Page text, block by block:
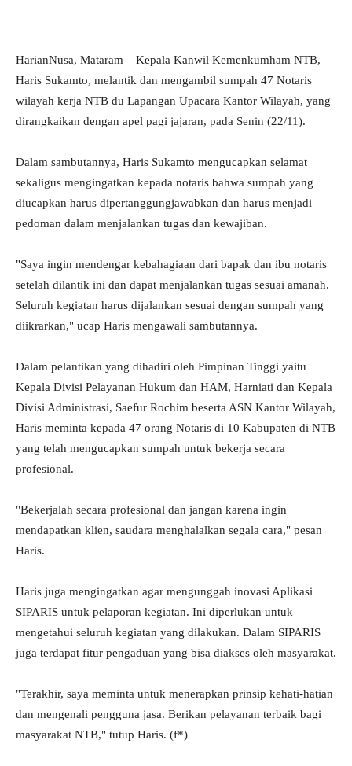
HarianNusa, Mataram – Kepala Kanwil Kemenkumham NTB,
Haris Sukamto, melantik dan mengambil sumpah 47 Notaris
wilayah kerja NTB du Lapangan Upacara Kantor Wilayah, yang
dirangkaikan dengan apel pagi jajaran, pada Senin (22/11).
Dalam sambutannya, Haris Sukamto mengucapkan selamat
sekaligus mengingatkan kepada notaris bahwa sumpah yang
diucapkan harus dipertanggungjawabkan dan harus menjadi
pedoman dalam menjalankan tugas dan kewajiban.
"Saya ingin mendengar kebahagiaan dari bapak dan ibu notaris
setelah dilantik ini dan dapat menjalankan tugas sesuai amanah.
Seluruh kegiatan harus dijalankan sesuai dengan sumpah yang
diikrarkan," ucap Haris mengawali sambutannya.
Dalam pelantikan yang dihadiri oleh Pimpinan Tinggi yaitu
Kepala Divisi Pelayanan Hukum dan HAM, Harniati dan Kepala
Divisi Administrasi, Saefur Rochim beserta ASN Kantor Wilayah,
Haris meminta kepada 47 orang Notaris di 10 Kabupaten di NTB
yang telah mengucapkan sumpah untuk bekerja secara
profesional.
"Bekerjalah secara profesional dan jangan karena ingin
mendapatkan klien, saudara menghalalkan segala cara," pesan
Haris.
Haris juga mengingatkan agar mengunggah inovasi Aplikasi
SIPARIS untuk pelaporan kegiatan. Ini diperlukan untuk
mengetahui seluruh kegiatan yang dilakukan. Dalam SIPARIS
juga terdapat fitur pengaduan yang bisa diakses oleh masyarakat.
"Terakhir, saya meminta untuk menerapkan prinsip kehati-hatian
dan mengenali pengguna jasa. Berikan pelayanan terbaik bagi
masyarakat NTB," tutup Haris. (f*)